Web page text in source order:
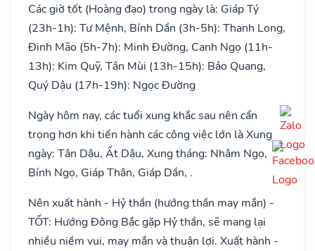
Các giờ tốt (Hoàng đạo) trong ngày là: Giáp Tý
(23h-1h): Tư Mệnh, Bính Dần (3h-5h): Thanh Long,
Đinh Mão (5h-7h): Minh Đường, Canh Ngọ (11h-
13h): Kim Quỹ, Tân Mùi (13h-15h): Bảo Quang,
Quý Dậu (17h-19h): Ngọc Đường
Ngày hôm nay, các tuổi xung khắc sau nên cẩn
trọng hơn khi tiến hành các công việc lớn là Xung
ngày: Tân Dậu, Ất Dậu, Xung tháng: Nhâm Ngọ,
Bính Ngọ, Giáp Thân, Giáp Dần, .
Nên xuất hành - Hỷ thần (hướng thần may mắn) -
TỐT: Hướng Đông Bắc gặp Hỷ thần, sẽ mang lại
nhiều niềm vui, may mắn và thuận lợi. Xuất hành -